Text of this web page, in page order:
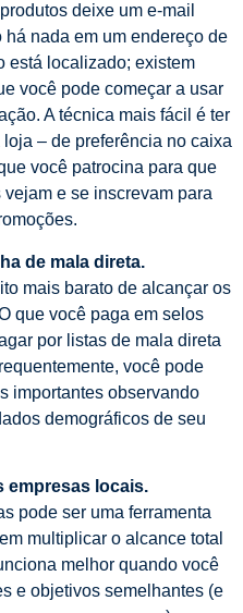
deixe um e-mail
nada em um endereço de
está localizado; existem
você pode começar a usar
A técnica mais fácil é ter
– de preferência no caixa
você patrocina para que
e se inscrevam para
de mala direta.
mais barato de alcançar os
que você paga em selos
por listas de mala direta
você pode
importantes observando
demográficos de seu
empresas locais.
pode ser uma ferramenta
multiplicar o alcance total
melhor quando você
e objetivos semelhantes (e